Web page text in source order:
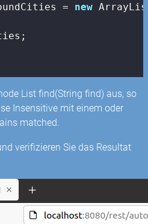
=
new
List find(String find) aus, so
Insensitive mit einem oder
matched.
verifizieren Sie das Resultat